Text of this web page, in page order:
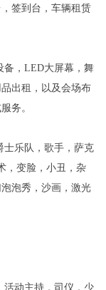
签到台，车辆租赁
备，LED大屏幕，舞
出租，以及会场布
务。
士乐队，歌手，萨克
，变脸，小丑，杂
泡秀，沙画，激光
活动主持，司仪，少